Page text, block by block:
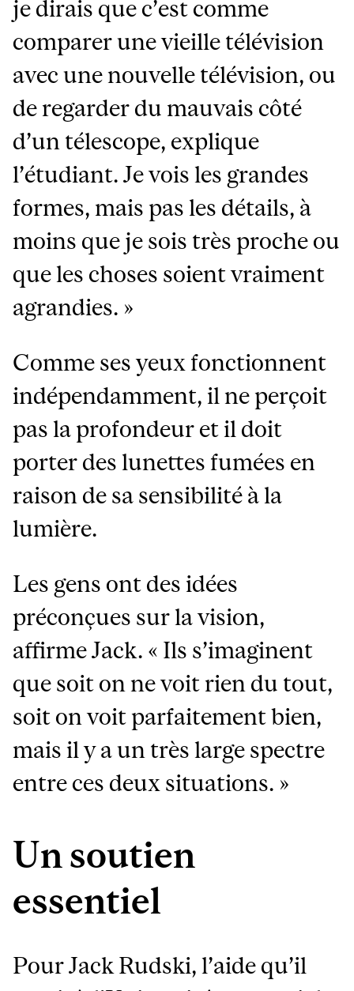
je dirais que c’est comme
comparer une vieille télévision
avec une nouvelle télévision, ou
de regarder du mauvais côté
d’un télescope, explique
l’étudiant. Je vois les grandes
formes, mais pas les détails, à
moins que je sois très proche ou
que les choses soient vraiment
agrandies. »
Comme ses yeux fonctionnent
indépendamment, il ne perçoit
pas la profondeur et il doit
porter des lunettes fumées en
raison de sa sensibilité à la
lumière.
Les gens ont des idées
préconçues sur la vision,
affirme Jack. « Ils s’imaginent
que soit on ne voit rien du tout,
soit on voit parfaitement bien,
mais il y a un très large spectre
entre ces deux situations. »
Un soutien
essentiel
Pour Jack Rudski, l’aide qu’il